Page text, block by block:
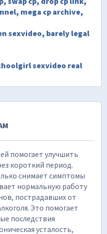
mega cp archive,
sexvideo, barely legal
sexvideo real
помогает улучшить
короткий период.
снимает симптомы
нормальную работу
пострадавших от
Это помогает
последствия
усталость,